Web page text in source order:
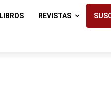
LIBROS REVISTAS